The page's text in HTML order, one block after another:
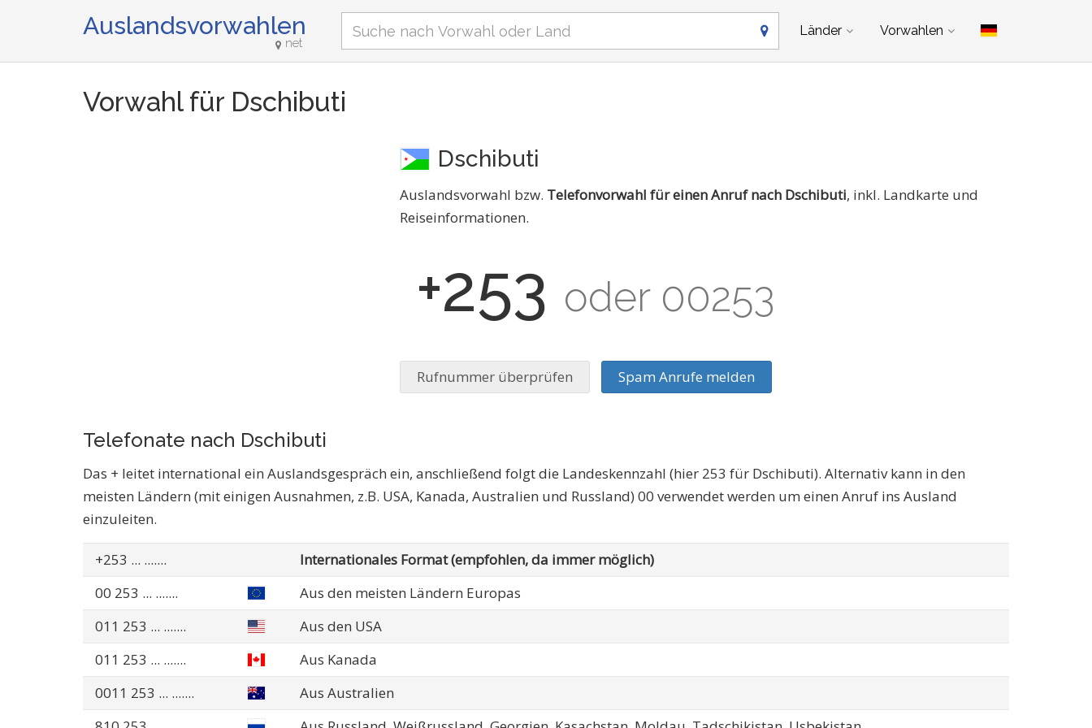
Auslandsvorwahlen
net
Länder Vorwahlen
Vorwahl für Dschibuti
Dschibuti
Auslandsvorwahl bzw. Telefonvorwahl für einen Anruf nach Dschibuti, inkl. Landkarte und
Reiseinformationen.
+253 oder 00253
Rufnummer überprüfen Spam Anrufe melden
Telefonate nach Dschibuti
Das + leitet international ein Auslandsgespräch ein, anschließend folgt die Landeskennzahl (hier 253 für Dschibuti). Alternativ kann in den
meisten Ländern (mit einigen Ausnahmen, z.B. USA, Kanada, Australien und Russland) 00 verwendet werden um einen Anruf ins Ausland
einzuleiten.
+253 ... .......
Internationales Format (empfohlen, da immer möglich)
00 253 ... .......
Aus den meisten Ländern Europas
011 253 ... .......
Aus den USA
011 253 ... .......
Aus Kanada
0011 253 ... .......
Aus Australien